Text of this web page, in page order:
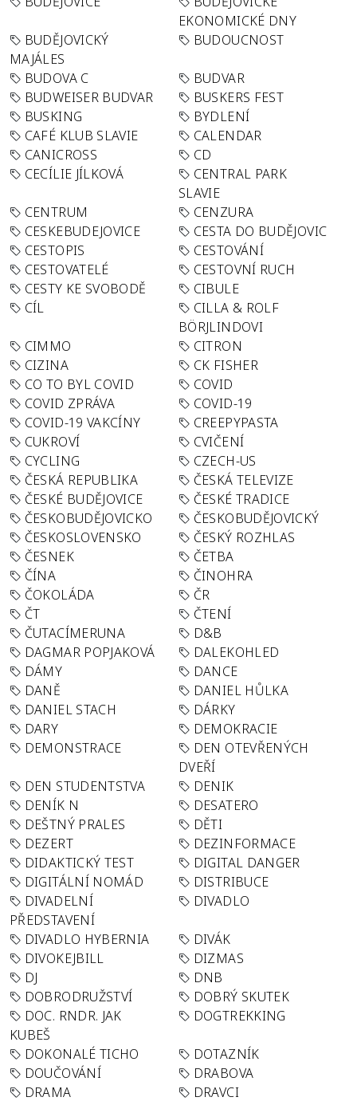
EKONOMICKÉ DNY
BUDĚJOVICKÝ
MAJÁLES
BUDOUCNOST
BUDOVA C
BUDVAR
BUDWEISER BUDVAR
BUSKERS FEST
BUSKING
BYDLENÍ
CAFÉ KLUB SLAVIE
CALENDAR
CANICROSS
CD
CECÍLIE JÍLKOVÁ
CENTRAL PARK
SLAVIE
CENTRUM
CENZURA
CESKEBUDEJOVICE
CESTA DO BUDĚJOVIC
CESTOPIS
CESTOVÁNÍ
CESTOVATELÉ
CESTOVNÍ RUCH
CESTY KE SVOBODĚ
CIBULE
CÍL
CILLA & ROLF
BÖRJLINDOVI
CIMMO
CITRON
CIZINA
CK FISHER
CO TO BYL COVID
COVID
COVID ZPRÁVA
COVID-19
COVID-19 VAKCÍNY
CREEPYPASTA
CUKROVÍ
CVIČENÍ
CYCLING
CZECH-US
ČESKÁ REPUBLIKA
ČESKÁ TELEVIZE
ČESKÉ BUDĚJOVICE
ČESKÉ TRADICE
ČESKOBUDĚJOVICKO
ČESKOBUDĚJOVICKÝ
ČESKOSLOVENSKO
ČESKÝ ROZHLAS
ČESNEK
ČETBA
ČÍNA
ČINOHRA
ČOKOLÁDA
ČR
ČT
ČTENÍ
ČUTACÍMERUNA
D&B
DAGMAR POPJAKOVÁ
DALEKOHLED
DÁMY
DANCE
DANĚ
DANIEL HŮLKA
DANIEL STACH
DÁRKY
DARY
DEMOKRACIE
DEMONSTRACE
DEN OTEVŘENÝCH
DVEŘÍ
DEN STUDENTSTVA
DENIK
DENÍK N
DESATERO
DEŠTNÝ PRALES
DĚTI
DEZERT
DEZINFORMACE
DIDAKTICKÝ TEST
DIGITAL DANGER
DIGITÁLNÍ NOMÁD
DISTRIBUCE
DIVADELNÍ
PŘEDSTAVENÍ
DIVADLO
DIVADLO HYBERNIA
DIVÁK
DIVOKEJBILL
DIZMAS
DJ
DNB
DOBRODRUŽSTVÍ
DOBRÝ SKUTEK
DOC. RNDR. JAK
KUBEŠ
DOGTREKKING
DOKONALÉ TICHO
DOTAZNÍK
DOUČOVÁNÍ
DRABOVA
DRAMA
DRAVCI